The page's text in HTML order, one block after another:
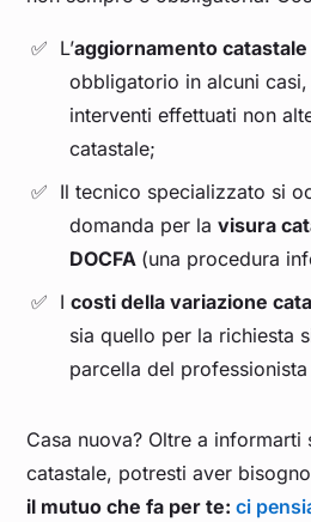
L’aggiornamento catastale
obbligatorio in alcuni
interventi effettuati non
catastale;
Il tecnico specializzato si
domanda per lavisura
DOCFA (una procedura
I costi della variazione
sia quello per la richiesta
parcella del
Casa nuova? Oltre a informarti
catastale, potresti aver
il mutuo che fa per te:ci